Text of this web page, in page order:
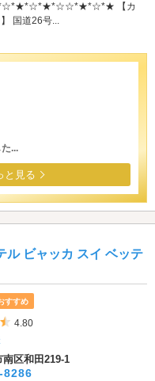
【カ
国道26号...
...
と見る
ル ビャッカ スイ ベッテ
すすめ
5つ星のうち4.5
4.80
区和田219-1
8286